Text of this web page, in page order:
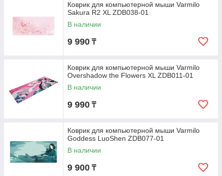
Коврик для компьютерной мыши Varmilo
Sakura R2 XL ZDB038-01
В наличии
9 990 ₸
Коврик для компьютерной мыши Varmilo
Overshadow the Flowers XL ZDB011-01
В наличии
9 990 ₸
Коврик для компьютерной мыши Varmilo
Goddess LuoShen ZDB077-01
В наличии
9 900 ₸